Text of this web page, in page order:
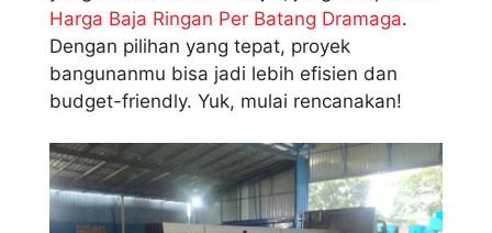
Harga Baja Ringan Per Batang Dramaga.
Dengan pilihan yang tepat, proyek
bangunanmu bisa jadi lebih efisien dan
budget-friendly. Yuk, mulai rencanakan!